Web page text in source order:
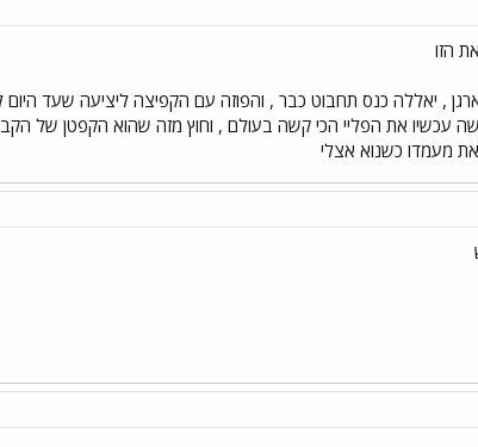
הזו
, יאללה כנס תחבוט כבר , והפוזה עם הקפיצה ליציעה שעד
עכשיו את הפליי הכי קשה בעולם , וחוץ מזה שהוא הקפטן של
מעמדו כשנוא אצלי